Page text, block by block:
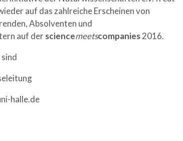
auf das zahlreiche Erscheinen von
Absolventen und
auf dersciencemeetscompanies2016.
halle.de